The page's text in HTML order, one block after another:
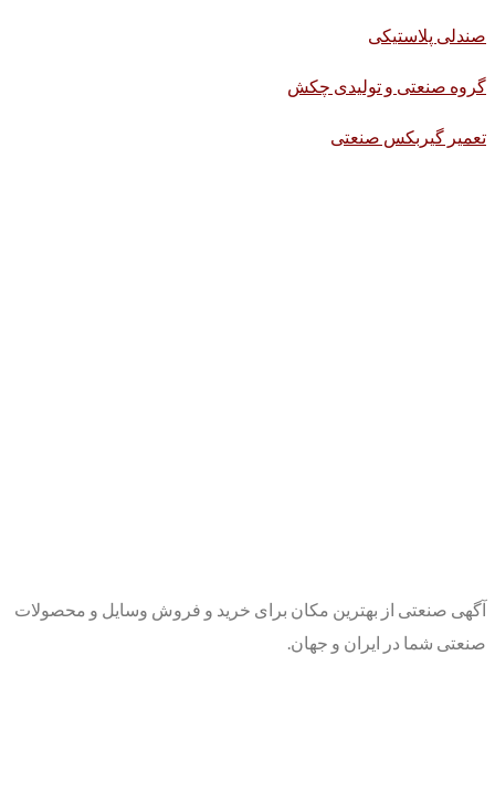
صندلی پلاستیکی
گروه صنعتی و تولیدی چکش
تعمیر گیربکس صنعتی
آگهی صنعتی از بهترین مکان برای خرید و فروش وسایل و محصولات
صنعتی شما در ایران و جهان.